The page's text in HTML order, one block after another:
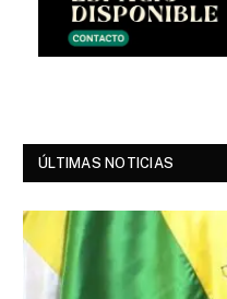
ÚLTIMAS NOTICIAS